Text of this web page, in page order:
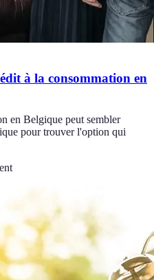
à la consommation en
en Belgique peut sembler
pour trouver l'option qui